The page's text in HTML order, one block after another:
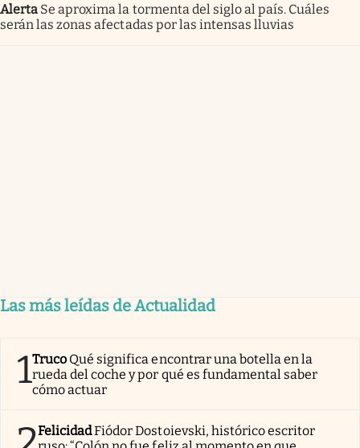
Alerta Se aproxima la tormenta del siglo al país. Cuáles
serán las zonas afectadas por las intensas lluvias
Las más leídas de Actualidad
1Truco Qué significa encontrar una botella en la
rueda del coche y por qué es fundamental saber
cómo actuar
FelicidadFiódor Dostoievski, histórico escritor